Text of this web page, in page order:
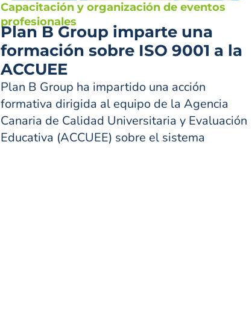
Capacitación y organización de eventos
profesionales
Plan B Group imparte una
formación sobre ISO 9001 a la
ACCUEE
Plan B Group ha impartido una acción
formativa dirigida al equipo de la Agencia
Canaria de Calidad Universitaria y Evaluación
Educativa (ACCUEE) sobre el sistema